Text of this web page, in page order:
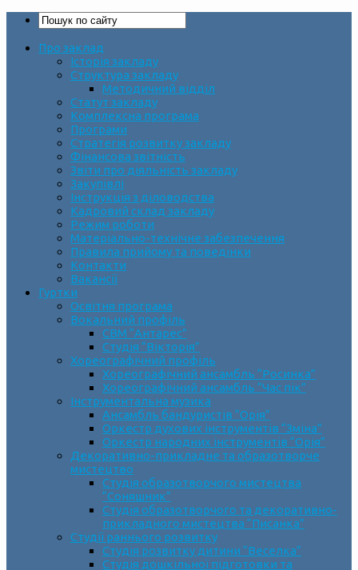
Про заклад
Історія закладу
Структура закладу
Методичний відділ
Статут закладу
Комплексна програма
Програми
Стратегія розвитку закладу
Фінансова звітність
Звіти про діяльність закладу
Закупівлі
Інструкція з діловодства
Кадровий склад закладу
Режим роботи
Матеріально-технічне забезпечення
Правила прийому та поведінки
Контакти
Вакансії
Гуртки
Освітня програма
Вокальний профіль
СВМ “Антарес”
Студія “Вікторія”
Хореографічний профіль
Хореографічний ансамбль “Росинка”
Хореографічний ансамбль “Час пік”
Інструментальна музика
Ансамбль бандуристів “Орія”
Оркестр духових інструментів “Зміна”
Оркестр народних інструментів “Орія”
Декоративно-прикладне та образотворче
мистецтво
Cтудія образотворчого мистецтва
“Соняшник”
Студія образотворчого та декоративно-
прикладного мистецтва “Писанка”
Студії раннього розвитку
Студія розвитку дитини “Веселка”
Студія дошкільної підготовки та